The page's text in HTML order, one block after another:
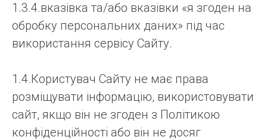
1.3.4.вказівка та/або вказівки «я згоден на
обробку персональних даних» під час
використання сервісу Сайту.
1.4.Користувач Сайту не має права
розміщувати інформацію, використовувати
сайт, якщо він не згоден з Політикою
конфіденційності або він не досяг